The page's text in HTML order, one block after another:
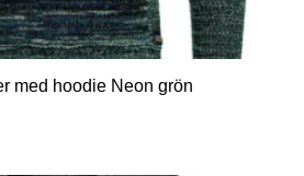
med hoodie Neon grön